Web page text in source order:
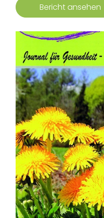
Bericht ansehen